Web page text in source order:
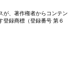
が、著作権者からコンテン
登録商標（登録番号 第６